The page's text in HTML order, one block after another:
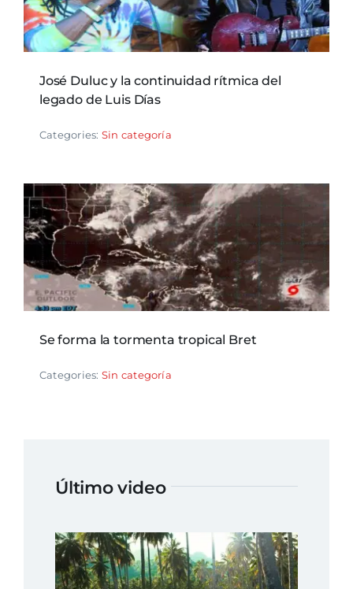
José Duluc y la continuidad rítmica del
legado de Luis Días
Categories: Sin categoría
Se forma la tormenta tropical Bret
Categories: Sin categoría
Último video